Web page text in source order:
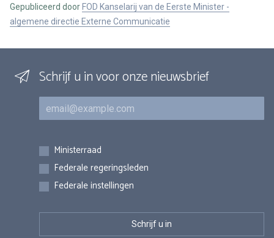
Gepubliceerd door FOD Kanselarij van de Eerste Minister -
algemene directie Externe Communicatie
Schrijf u in voor onze nieuwsbrief
E-mail
Inschrijvingen
Ministerraad
Federale regeringsleden
Federale instellingen